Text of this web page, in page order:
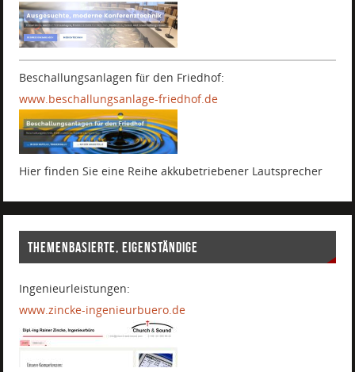
Beschallungsanlagen für den Friedhof:
www.beschallungsanlage-friedhof.de
Hier finden Sie eine Reihe akkubetriebener Lautsprecher
THEMENBASIERTE, EIGENSTÄNDIGE
Ingenieurleistungen:
www.zincke-ingenieurbuero.de